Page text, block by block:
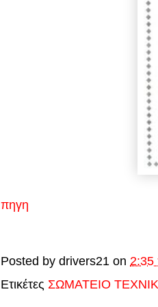
πηγη
Posted by drivers21 on 2:35
Ετικέτες ΣΩΜΑΤΕΙΟ